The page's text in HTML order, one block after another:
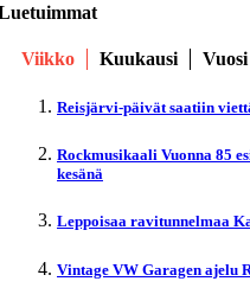
Viikko Kuukausi Vuosi
Reisjärvi-päivät saatiin
Rockmusikaali Vuonna 85
kesänä
Leppoisaa ravitunnelmaa
Vintage VW Garagen ajelu